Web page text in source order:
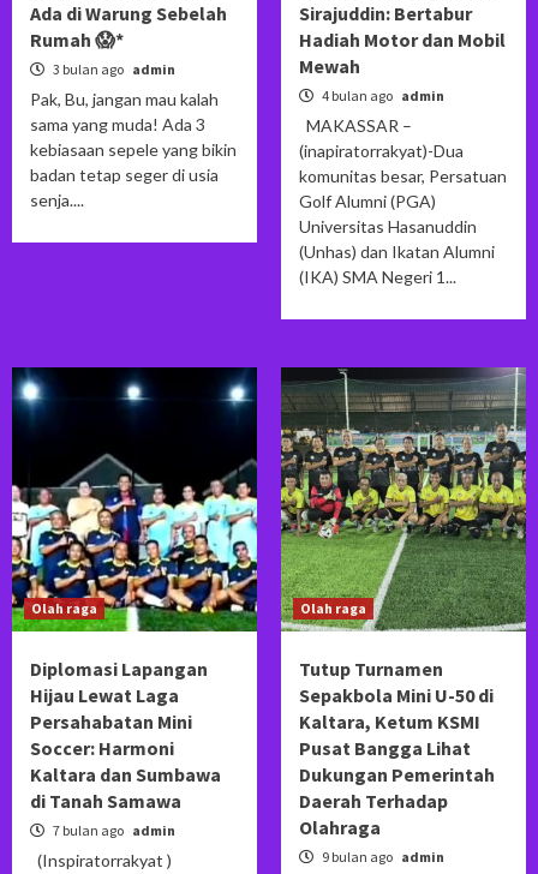
Ada di Warung Sebelah
Rumah 😱*
3 bulan ago admin
Pak, Bu, jangan mau kalah
sama yang muda! Ada 3
kebiasaan sepele yang bikin
badan tetap seger di usia
senja....
Sirajuddin: Bertabur
Hadiah Motor dan Mobil
Mewah
4 bulan ago admin
MAKASSAR –
(inapiratorrakyat)-Dua
komunitas besar, Persatuan
Golf Alumni (PGA)
Universitas Hasanuddin
(Unhas) dan Ikatan Alumni
(IKA) SMA Negeri 1...
Olah raga
Diplomasi Lapangan
Hijau Lewat Laga
Persahabatan Mini
Soccer: Harmoni
Kaltara dan Sumbawa
di Tanah Samawa
7 bulan ago admin
(Inspiratorrakyat )
Olah raga
Tutup Turnamen
Sepakbola Mini U-50 di
Kaltara, Ketum KSMI
Pusat Bangga Lihat
Dukungan Pemerintah
Daerah Terhadap
Olahraga
9 bulan ago admin